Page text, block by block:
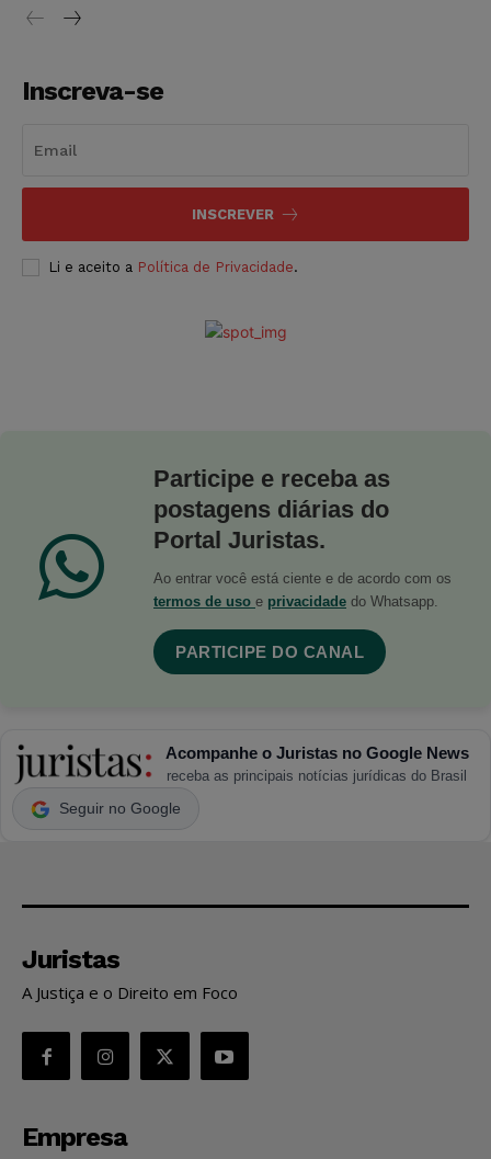
Inscreva-se
INSCREVER
Li e aceito a Política de Privacidade.
Participe e receba as
postagens diárias do
Portal Juristas.
Ao entrar você está ciente e de acordo com os
termos de uso e privacidade do Whatsapp.
PARTICIPE DO CANAL
Acompanhe o Juristas no Google News
receba as principais notícias jurídicas do Brasil
Seguir no Google
Juristas
A Justiça e o Direito em Foco
Empresa